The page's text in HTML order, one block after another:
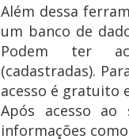
Além dessa
um banco de
Podem ter
(cadastradas).
acesso é gratuito
Após acesso ao
informações